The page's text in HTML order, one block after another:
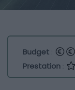
Budget :
Prestation :